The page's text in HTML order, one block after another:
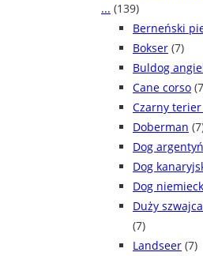
... (139)
Berneński
Bokser (7)
Buldog
Cane corso
Czarny
Doberman
Dog
Dog
Dog
Duży
(7)
Landseer (7)